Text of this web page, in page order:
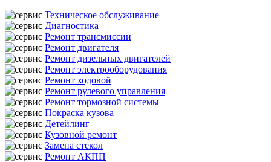
Техническое обслуживание
Диагностика
Ремонт трансмиссии
Ремонт двигателя
Ремонт дизельных двигателей
Ремонт электрооборудования
Ремонт ходовой
Ремонт рулевого управления
Ремонт тормозной системы
Покраска кузова
Детейлинг
Кузовной ремонт
Замена стекол
Ремонт АКПП